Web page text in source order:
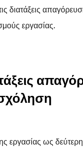
διατάξεις
εργασίας.
εργασίας ως